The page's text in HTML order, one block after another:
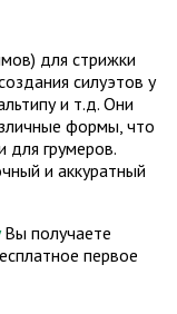
для стрижки
силуэтов у
и т.д. Они
формы, что
для грумеров.
и аккуратный
Вы получаете
первое